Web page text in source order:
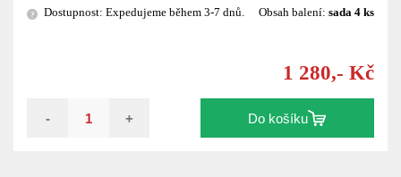
? Dostupnost: Expedujeme během 3-7 dnů. Obsah balení: sada 4 ks
1 280,- Kč
- + Do košíku